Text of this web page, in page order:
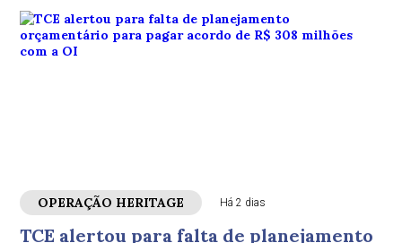
OPERAÇÃO HERITAGE Há 2 dias
TCE alertou para falta de planejamento